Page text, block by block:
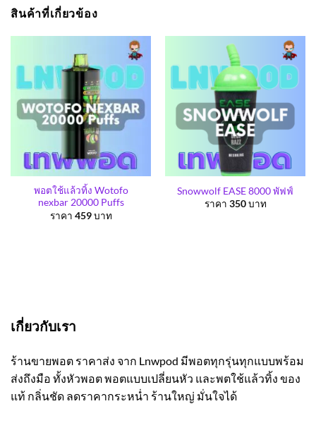
สินค้าที่เกี่ยวข้อง
พอตใช้แล้วทิ้ง Wotofo
nexbar 20000 Puffs
ราคา 459บาท
Snowwolf EASE 8000 พัฟฟ์
ราคา 350บาท
เกี่ยวกับเรา
ร้านขายพอต ราคาส่ง จาก Lnwpod มีพอตทุกรุ่นทุกแบบพร้อม
ส่งถึงมือ ทั้งหัวพอต พอตแบบเปลี่ยนหัว และพตใช้แล้วทิ้ง ของ
แท้ กลิ่นชัด ลดราคากระหน่ำ ร้านใหญ่ มั่นใจได้